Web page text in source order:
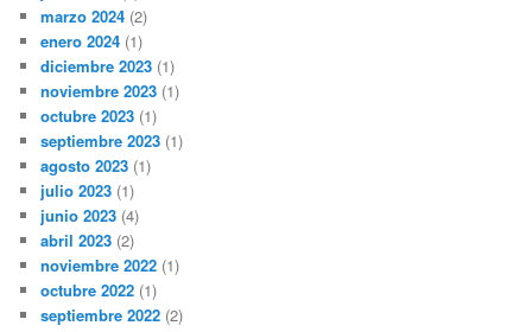
marzo 2024 (2)
enero 2024 (1)
diciembre 2023 (1)
noviembre 2023 (1)
octubre 2023 (1)
septiembre 2023 (1)
agosto 2023 (1)
julio 2023 (1)
junio 2023 (4)
abril 2023 (2)
noviembre 2022 (1)
octubre 2022 (1)
septiembre 2022 (2)